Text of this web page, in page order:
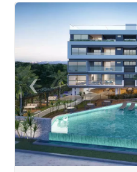
<<<<
‹Previous